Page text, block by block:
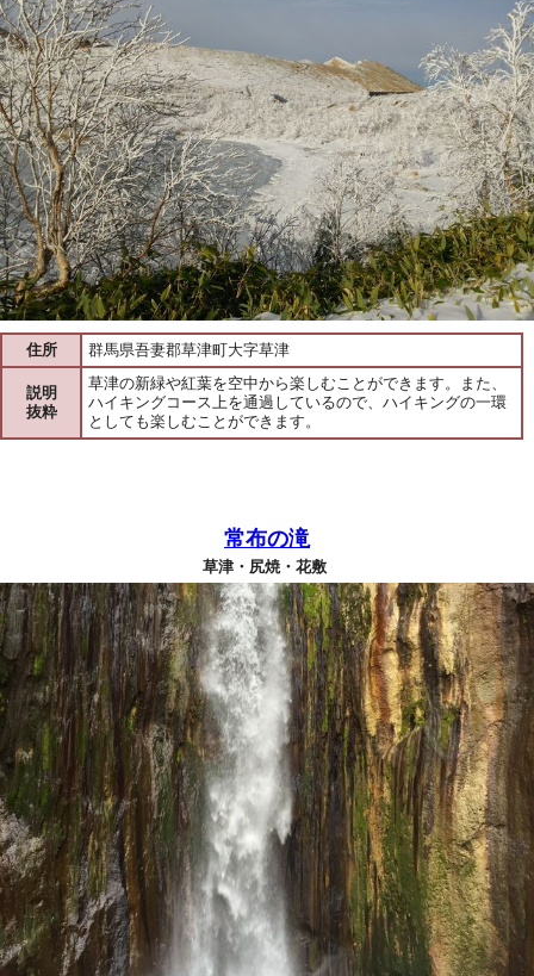
住所 群馬県吾妻郡草津町大字草津
説明
抜粋
草津の新緑や紅葉を空中から楽しむことができます。また、
ハイキングコース上を通過しているので、ハイキングの一環
としても楽しむことができます。
常布の滝
草津・尻焼・花敷